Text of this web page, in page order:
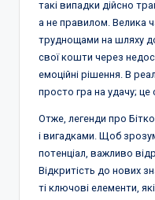
такі випадки дійсно
а не правилом. Велика
труднощами на шляху до
свої кошти через
емоційні рішення. В
просто гра на удачу; це
Отже, легенди про
і вигадками. Щоб
потенціал, важливо
Відкритість до нових
ті ключові елементи,